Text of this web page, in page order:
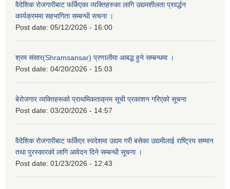
वैदेशिक रोजगारीबाट फर्किएका व्यक्तिहरुका लागि उद्यमशीलता प्रवर्द्धन
कार्यक्रममा सहभागिता सम्बन्धी सचना ।
Post date: 05/12/2026 - 16:00
श्रम संसार(Shramsansar) प्रणालीमा आबद्ध हुने सम्बन्धमा ।
Post date: 04/20/2026 - 15:03
बेरोजगार व्यक्तिहरूको प्राथमिकताक्रम सूची प्रकाशन गरिएको सूचना
Post date: 03/20/2026 - 14:57
वैदेशिक रोजगारीबाट फर्किएर स्वदेशमा उद्यम गरी बसेका उद्यमीलाई राष्ट्रिय सम्मान
तथा पुरस्कारको लागि आवेदन दिने सम्बन्धी सूचना ।
Post date: 01/23/2026 - 12:43